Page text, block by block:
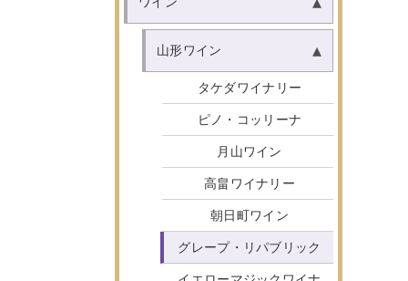
山形ワイン
タケダワイナリー
ピノ・コッリーナ
月山ワイン
高畠ワイナリー
朝日町ワイン
グレープ・リパブリック